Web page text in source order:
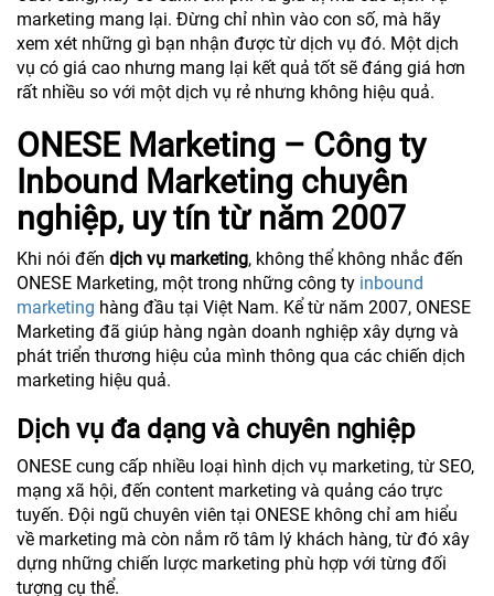
marketing mang lại. Đừng chỉ nhìn vào con số, mà hãy
xem xét những gì bạn nhận được từ dịch vụ đó. Một dịch
vụ có giá cao nhưng mang lại kết quả tốt sẽ đáng giá hơn
rất nhiều so với một dịch vụ rẻ nhưng không hiệu quả.
ONESE Marketing – Công ty
Inbound Marketing chuyên
nghiệp, uy tín từ năm 2007
Khi nói đến dịch vụ marketing, không thể không nhắc đến
ONESE Marketing, một trong những công ty inbound
marketing hàng đầu tại Việt Nam. Kể từ năm 2007, ONESE
Marketing đã giúp hàng ngàn doanh nghiệp xây dựng và
phát triển thương hiệu của mình thông qua các chiến dịch
marketing hiệu quả.
Dịch vụ đa dạng và chuyên nghiệp
ONESE cung cấp nhiều loại hình dịch vụ marketing, từ SEO,
mạng xã hội, đến content marketing và quảng cáo trực
tuyến. Đội ngũ chuyên viên tại ONESE không chỉ am hiểu
về marketing mà còn nắm rõ tâm lý khách hàng, từ đó xây
dựng những chiến lược marketing phù hợp với từng đối
tượng cụ thể.